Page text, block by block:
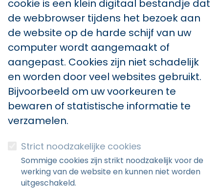
cookie is een klein digitaal bestandje dat
de webbrowser tijdens het bezoek aan
de website op de harde schijf van uw
computer wordt aangemaakt of
aangepast. Cookies zijn niet schadelijk
en worden door veel websites gebruikt.
Bijvoorbeeld om uw voorkeuren te
bewaren of statistische informatie te
verzamelen.
Strict noodzakelijke cookies
Sommige cookies zijn strikt noodzakelijk voor de
werking van de website en kunnen niet worden
uitgeschakeld.